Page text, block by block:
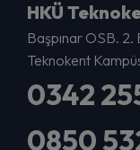
HKÜ
Başpınar OSB.
Teknokent
0342
0850